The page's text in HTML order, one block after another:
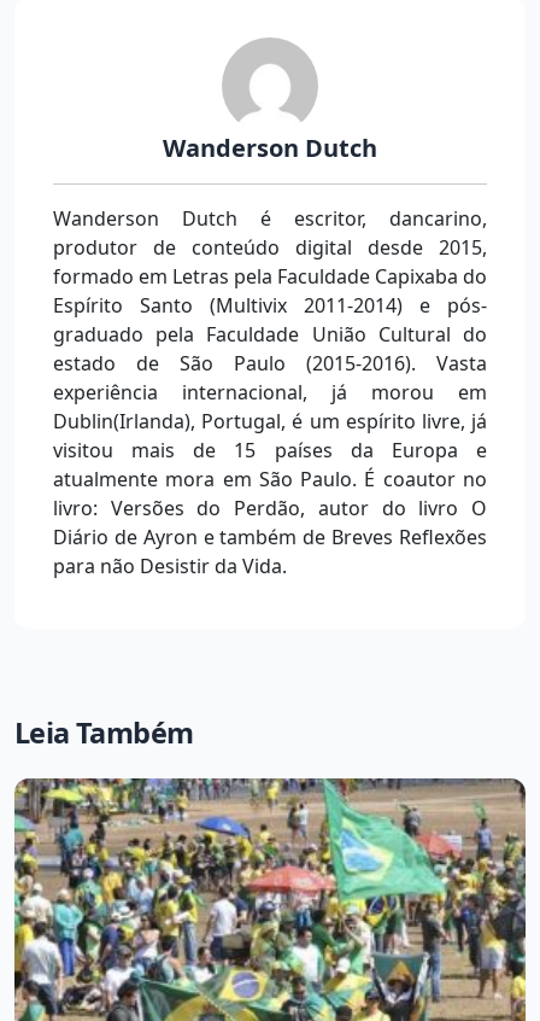
Wanderson Dutch
Wanderson Dutch é escritor, dancarino,
produtor de conteúdo digital desde 2015,
formado em Letras pela Faculdade Capixaba do
Espírito Santo (Multivix 2011-2014) e pós-
graduado pela Faculdade União Cultural do
estado de São Paulo (2015-2016). Vasta
experiência internacional, já morou em
Dublin(Irlanda), Portugal, é um espírito livre, já
visitou mais de 15 países da Europa e
atualmente mora em São Paulo. É coautor no
livro: Versões do Perdão, autor do livro O
Diário de Ayron e também de Breves Reflexões
para não Desistir da Vida.
Leia Também